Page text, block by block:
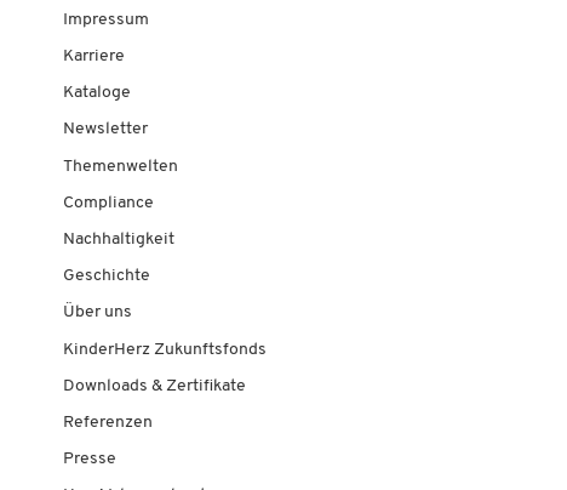
Impressum
Karriere
Kataloge
Newsletter
Themenwelten
Compliance
Nachhaltigkeit
Geschichte
Über uns
KinderHerz Zukunftsfonds
Downloads & Zertifikate
Referenzen
Presse